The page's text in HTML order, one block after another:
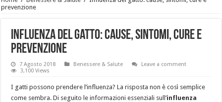
prevenzione
Influenza del gatto: cause, sintomi, cure e
prevenzione
7 Agosto 2018 Benessere & Salute
Leave a comment
3,100 Views
I gatti possono prendere l’influenza? La risposta non è così semplice
come sembra. Di seguito le informazioni essenziali sull’influenza